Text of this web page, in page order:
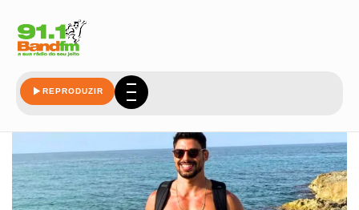
REPRODUZIR